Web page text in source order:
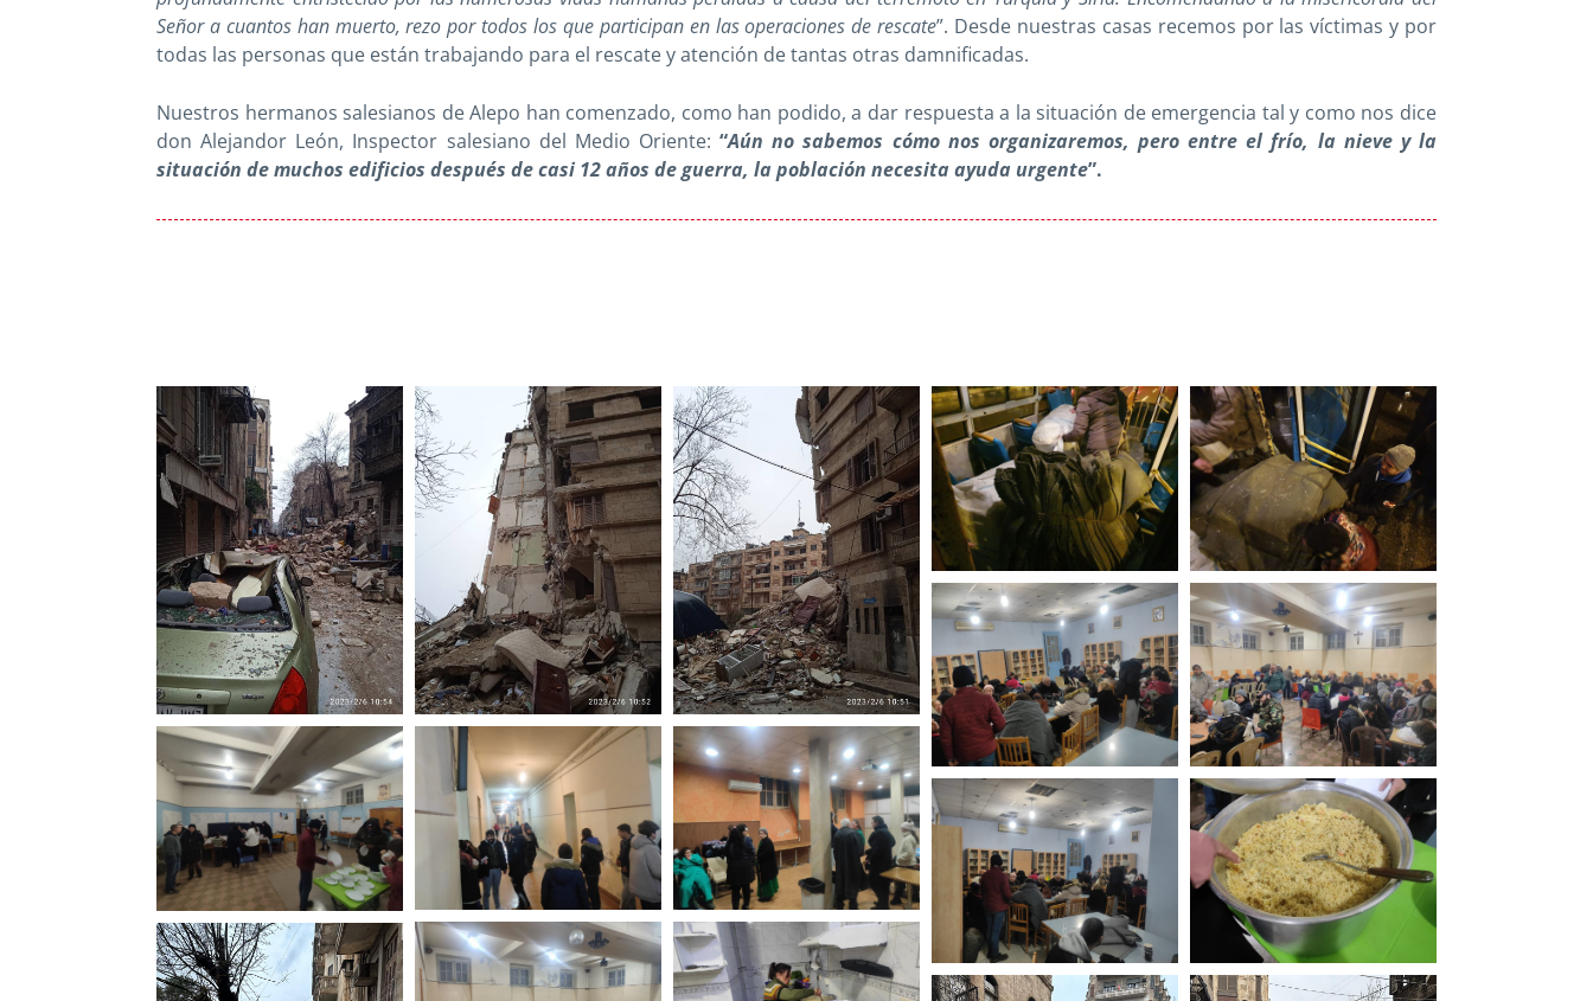
Señor a cuantos han muerto, rezo por todos los que participan en las operaciones de rescate”. Desde nuestras casas recemos por las víctimas y por
todas las personas que están trabajando para el rescate y atención de tantas otras damnificadas.
Nuestros hermanos salesianos de Alepo han comenzado, como han podido, a dar respuesta a la situación de emergencia tal y como nos dice
don Alejandor León, Inspector salesiano del Medio Oriente:“Aún no sabemos cómo nos organizaremos, pero entre el frío, la nieve y la
situación de muchos edificios después de casi 12 años de guerra, la población necesita ayuda urgente”.